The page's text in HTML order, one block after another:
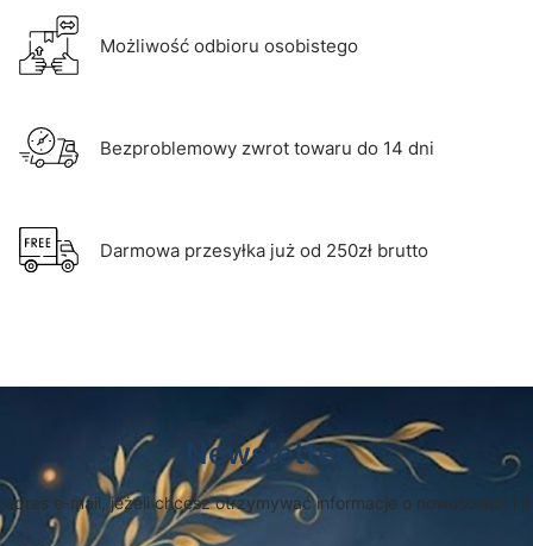
Możliwość odbioru osobistego
Bezproblemowy zwrot towaru do 14 dni
Darmowa przesyłka już od 250zł brutto
Newsletter
adres e-mail, jeżeli chcesz otrzymywać informacje o nowościach i